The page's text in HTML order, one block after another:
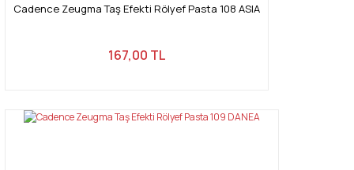
Cadence Zeugma Taş Efekti Rölyef Pasta 108 ASIA
167,00 TL